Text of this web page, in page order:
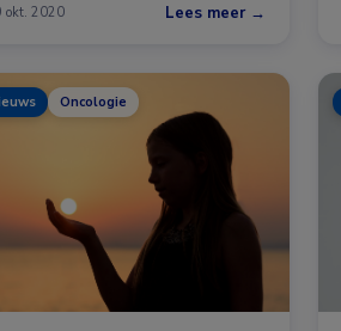
okt. 2020 Lees meer →
Oncologie